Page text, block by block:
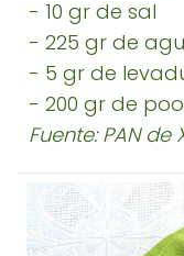
- 10 gr de sal
- 225 gr de
- 5 gr de
- 200 gr de
Fuente: PAN